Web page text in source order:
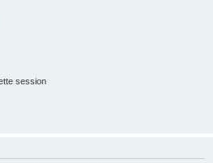
session